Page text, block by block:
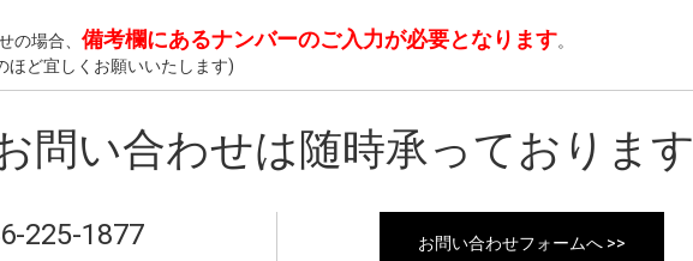
の場合、 備考欄にあるナンバーのご入力が必要となります。
ほど宜しくお願いいたします)
問い合わせは随時承っております
225-1877 お問い合わせフォームへ >>